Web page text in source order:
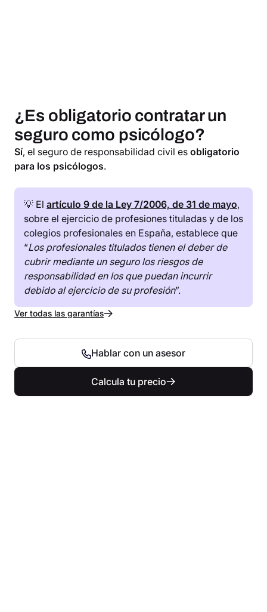
¿Es obligatorio contratar un
seguro como psicólogo?
Sí, el seguro de responsabilidad civil es obligatorio
para los psicólogos.
‍💡 El artículo 9 de la Ley 7/2006, de 31 de mayo,
sobre el ejercicio de profesiones tituladas y de los
colegios profesionales en España, establece que
“Los profesionales titulados tienen el deber de
cubrir mediante un seguro los riesgos de
responsabilidad en los que puedan incurrir
debido al ejercicio de su profesión”.
Ver todas las garantías
Hablar con un asesor
Calcula tu precio